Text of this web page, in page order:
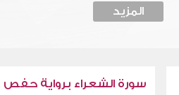
المزيد
سورة الشعراء برواية